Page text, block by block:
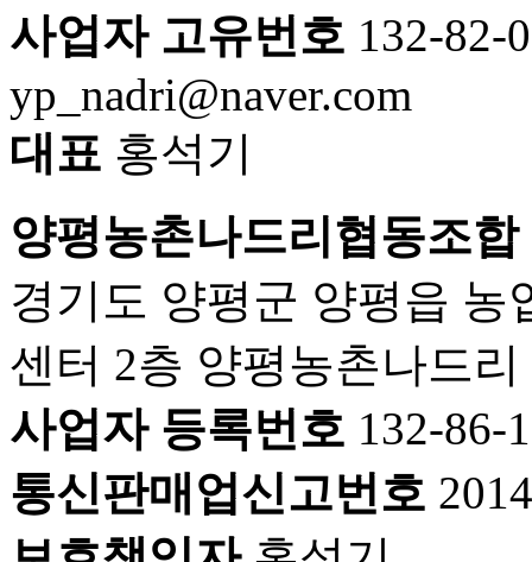
사업자 고유번호 132-82-
yp_nadri@naver.com
대표 홍석기
양평농촌나드리협동조합
경기도 양평군 양평읍 농
센터 2층 양평농촌나드리
사업자 등록번호 132-86-
통신판매업신고번호